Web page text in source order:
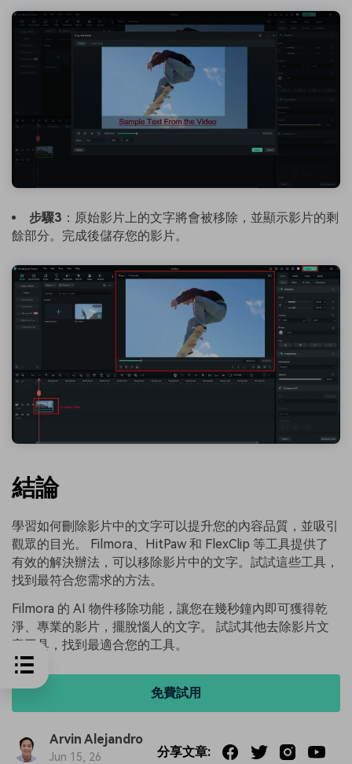
步驟3 ：原始影片上的文字將會被移除，並顯示影片的剩
餘部分。完成後儲存您的影片。
結論
學習如何刪除影片中的文字可以提升您的內容品質，並吸引
觀眾的目光。 Filmora、HitPaw 和 FlexClip 等工具提供了
有效的解決辦法，可以移除影片中的文字。試試這些工具，
找到最符合您需求的方法。
Filmora 的 AI 物件移除功能，讓您在幾秒鐘內即可獲得乾
淨、專業的影片，擺脫惱人的文字。 試試其他去除影片文
字工具，找到最適合您的工具。
免費試用
Arvin Alejandro
Jun 15, 26 分享文章: